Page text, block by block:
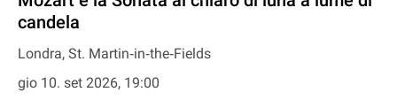
candela
Londra, St. Martin‐in‐the‐Fields
gio 10. set 2026, 19:00